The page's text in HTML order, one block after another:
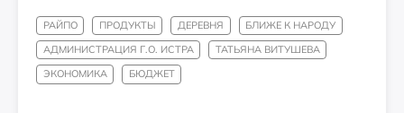
РАЙПО ПРОДУКТЫ ДЕРЕВНЯ
БЛИЖЕ К НАРОДУ
АДМИНИСТРАЦИЯ Г.О. ИСТРА
ТАТЬЯНА ВИТУШЕВА
ЭКОНОМИКА
БЮДЖЕТ